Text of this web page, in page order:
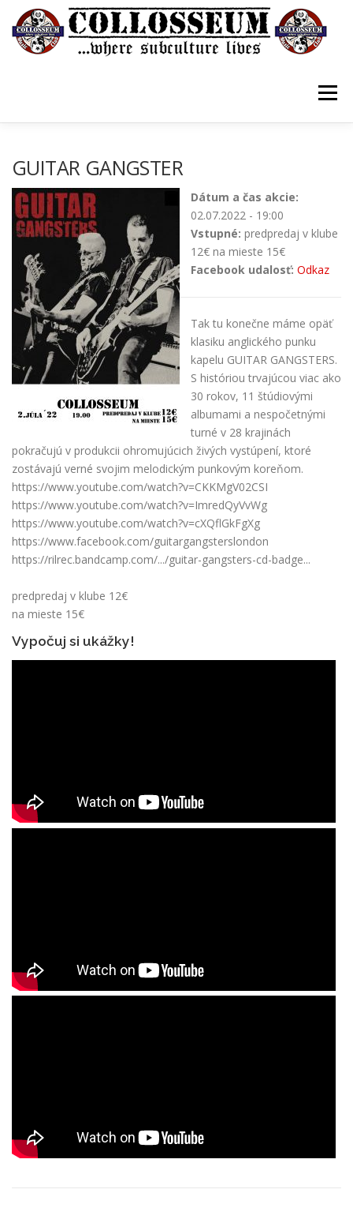
Prejsť
obsah
Menu
KONTAKTY GALÉRIA
GUITAR GANGSTER
Dátum a čas akcie:
02.07.2022 - 19:00
Vstupné: predpredaj v klube
12€ na mieste 15€
Facebook udalosť: Odkaz
Tak tu konečne máme opäť
klasiku anglického punku
kapelu GUITAR GANGSTERS.
S históriou trvajúcou viac ako
30 rokov, 11 štúdiovými
albumami a nespočetnými
turné v 28 krajinách
pokračujú v produkcii ohromujúcich živých vystúpení, ktoré
zostávajú verné svojim melodickým punkovým koreňom.
https://www.youtube.com/watch?v=CKKMgV02CSI
https://www.youtube.com/watch?v=ImredQyVvWg
https://www.youtube.com/watch?v=cXQflGkFgXg
https://www.facebook.com/guitargangsterslondon
https://rilrec.bandcamp.com/.../guitar-gangsters-cd-badge...
predpredaj v klube 12€
na mieste 15€
Vypočuj si ukážky!